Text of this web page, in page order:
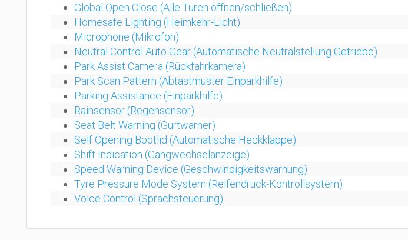
Global Open Close (Alle Türen öffnen/schließen)
Homesafe Lighting (Heimkehr-Licht)
Microphone (Mikrofon)
Neutral Control Auto Gear (Automatische Neutralstellung Getriebe)
Park Assist Camera (Rückfahrkamera)
Park Scan Pattern (Abtastmuster Einparkhilfe)
Parking Assistance (Einparkhilfe)
Rainsensor (Regensensor)
Seat Belt Warning (Gurtwarner)
Self Opening Bootlid (Automatische Heckklappe)
Shift Indication (Gangwechselanzeige)
Speed Warning Device (Geschwindigkeitswarnung)
Tyre Pressure Mode System (Reifendruck-Kontrollsystem)
Voice Control (Sprachsteuerung)